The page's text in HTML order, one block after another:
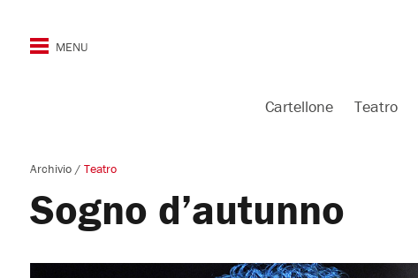
Cartellone Teatro
Archivio / Teatro
Sogno d’autunno